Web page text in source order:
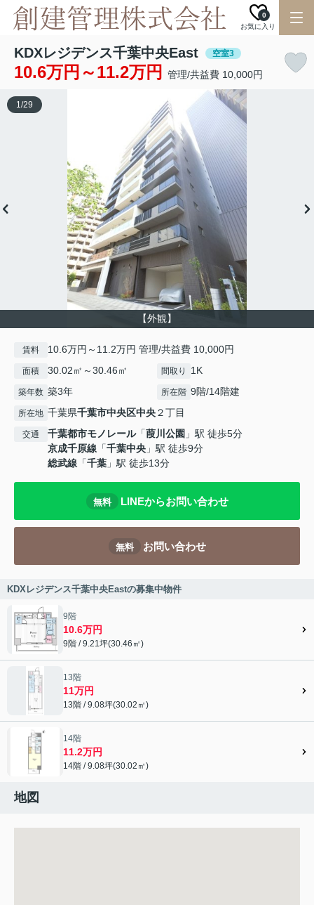
お気に入り
0
KDXレジデンス千葉中央East 空室3
10.6万円～11.2万円 管理/共益費 10,000円
【外観】
1/29
賃料 10.6万円～11.2万円 管理/共益費 10,000円
面積 30.02㎡～30.46㎡ 間取り 1K
築年数 築3年 所在階 9階/14階建
所在地 千葉県千葉市中央区中央２丁目
交通 千葉都市モノレール「葭川公園 」駅 徒歩5分
京成千原線 「千葉中央 」駅 徒歩9分
総武線 「千葉 」駅 徒歩13分
無料 LINEからお問い合わせ
無料 お問い合わせ
KDXレジデンス千葉中央Eastの募集中物件
9階
10.6万円
9階 / 9.21坪(30.46㎡)
13階
11万円
13階 / 9.08坪(30.02㎡)
14階
11.2万円
14階 / 9.08坪(30.02㎡)
地図